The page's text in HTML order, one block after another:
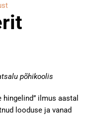
põhikoolis
ilmus aastal
looduse ja vanad